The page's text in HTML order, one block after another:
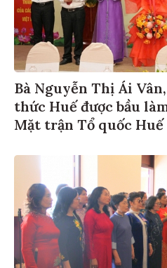
Bà Nguyễn Thị Ái
thức Huế được bầu
Mặt trận Tổ quốc Huế